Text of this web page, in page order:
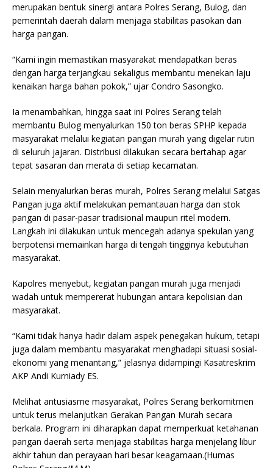
merupakan bentuk sinergi antara Polres Serang, Bulog, dan
pemerintah daerah dalam menjaga stabilitas pasokan dan
harga pangan.
“Kami ingin memastikan masyarakat mendapatkan beras
dengan harga terjangkau sekaligus membantu menekan laju
kenaikan harga bahan pokok,” ujar Condro Sasongko.
Ia menambahkan, hingga saat ini Polres Serang telah
membantu Bulog menyalurkan 150 ton beras SPHP kepada
masyarakat melalui kegiatan pangan murah yang digelar rutin
di seluruh jajaran. Distribusi dilakukan secara bertahap agar
tepat sasaran dan merata di setiap kecamatan.
Selain menyalurkan beras murah, Polres Serang melalui Satgas
Pangan juga aktif melakukan pemantauan harga dan stok
pangan di pasar-pasar tradisional maupun ritel modern.
Langkah ini dilakukan untuk mencegah adanya spekulan yang
berpotensi memainkan harga di tengah tingginya kebutuhan
masyarakat.
Kapolres menyebut, kegiatan pangan murah juga menjadi
wadah untuk mempererat hubungan antara kepolisian dan
masyarakat.
“Kami tidak hanya hadir dalam aspek penegakan hukum, tetapi
juga dalam membantu masyarakat menghadapi situasi sosial-
ekonomi yang menantang,” jelasnya didampingi Kasatreskrim
AKP Andi Kurniady ES.
Melihat antusiasme masyarakat, Polres Serang berkomitmen
untuk terus melanjutkan Gerakan Pangan Murah secara
berkala. Program ini diharapkan dapat memperkuat ketahanan
pangan daerah serta menjaga stabilitas harga menjelang libur
akhir tahun dan perayaan hari besar keagamaan.(Humas